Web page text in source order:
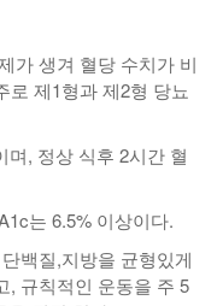
가 생겨 혈당 수치가 비
로 제1형과 제2형 당뇨
며, 정상 식후 2시간 혈
는 6.5% 이상이다.
백질,지방을 균형있게
, 규칙적인 운동을 주 5